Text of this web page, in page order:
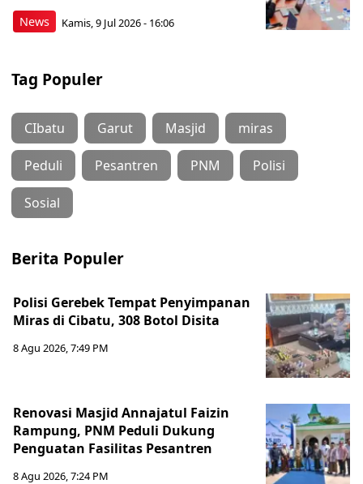
News Kamis, 9 Jul 2026 - 16:06
Tag Populer
CIbatu Garut Masjid miras
Peduli Pesantren PNM Polisi
Sosial
Berita Populer
Polisi Gerebek Tempat Penyimpanan
Miras di Cibatu, 308 Botol Disita
8 Agu 2026, 7:49 PM
Renovasi Masjid Annajatul Faizin
Rampung, PNM Peduli Dukung
Penguatan Fasilitas Pesantren
8 Agu 2026, 7:24 PM